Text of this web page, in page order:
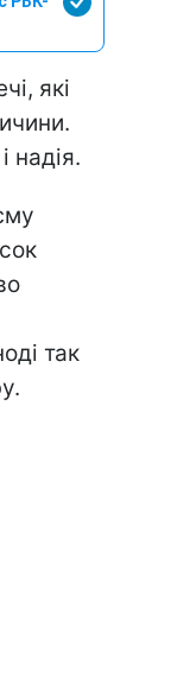
які
надія.
так